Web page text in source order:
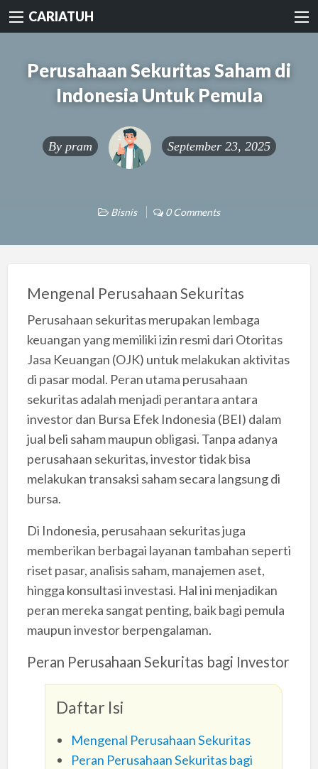
CARIATUH
Perusahaan Sekuritas Saham di
Indonesia Untuk Pemula
By pram September 23, 2025
Bisnis 0 Comments
Mengenal Perusahaan Sekuritas
Perusahaan sekuritas merupakan lembaga
keuangan yang memiliki izin resmi dari Otoritas
Jasa Keuangan (OJK) untuk melakukan aktivitas
di pasar modal. Peran utama perusahaan
sekuritas adalah menjadi perantara antara
investor dan Bursa Efek Indonesia (BEI) dalam
jual beli saham maupun obligasi. Tanpa adanya
perusahaan sekuritas, investor tidak bisa
melakukan transaksi saham secara langsung di
bursa.
Di Indonesia, perusahaan sekuritas juga
memberikan berbagai layanan tambahan seperti
riset pasar, analisis saham, manajemen aset,
hingga konsultasi investasi. Hal ini menjadikan
peran mereka sangat penting, baik bagi pemula
maupun investor berpengalaman.
Peran Perusahaan Sekuritas bagi Investor
Daftar Isi
Mengenal Perusahaan Sekuritas
Peran Perusahaan Sekuritas bagi